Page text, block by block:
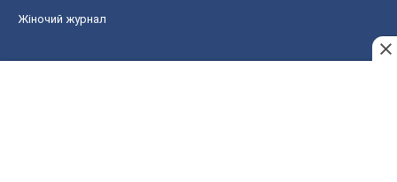
Жіночий журнал